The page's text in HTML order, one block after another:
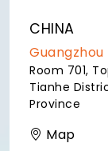
CHINA
Guangzhou
Room 701,
Tianhe
Province
Map